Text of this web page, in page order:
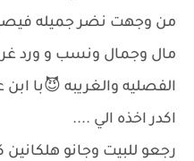
من وجهت نضر جميله
مال وجمال ونسب و ورد
الفصليه والغريبه 😈با
اكدر اخذه الي ....
رجعو للبيت وجانو هلكانين